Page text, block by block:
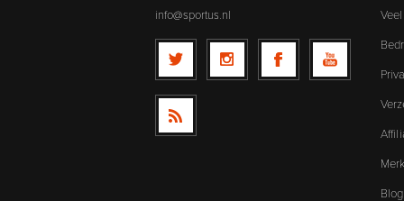
info@sportus.nl
Blog